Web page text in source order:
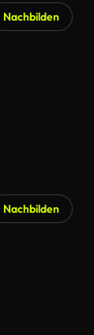
Nachbilden
Nachbilden